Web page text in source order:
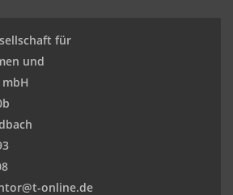
für
und
online.de